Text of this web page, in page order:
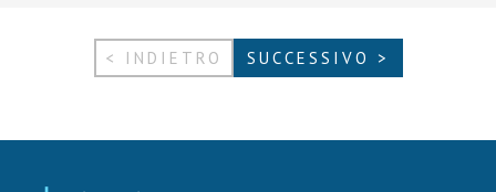
< INDIETRO SUCCESSIVO >